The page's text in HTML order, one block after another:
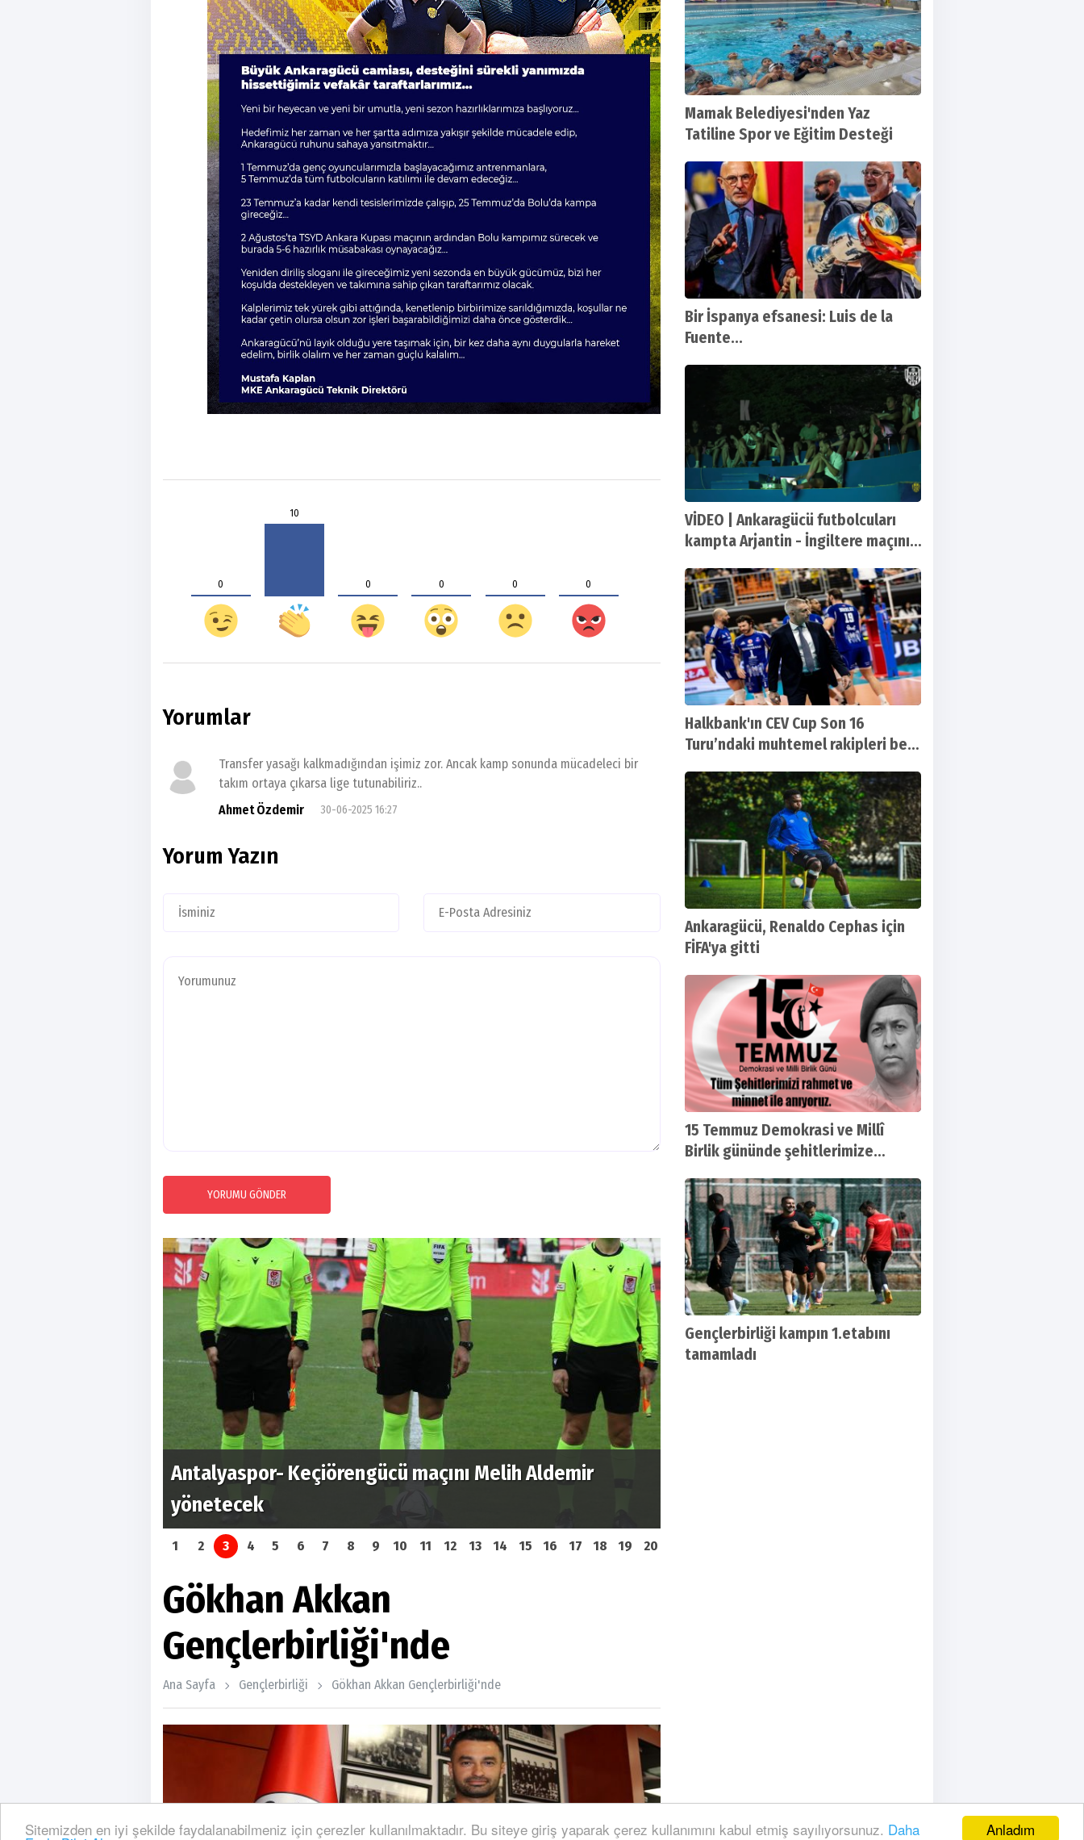
Anladım
Sitemizden en iyi şekilde faydalanabilmeniz için çerezler kullanılmaktadır. Bu siteye giriş yaparak çerez kullanımını kabul etmiş sayılıyorsunuz. Daha
0
10
0 0 0 0
Yorumlar
Transfer yasağı kalkmadığından işimiz zor. Ancak kamp sonunda mücadeleci bir
takım ortaya çıkarsa lige tutunabiliriz..
Ahmet Özdemir
30-06-2025 16:27
Yorum Yazın
YORUMU GÖNDER
Antalyaspor- Keçiörengücü maçını Melih Aldemir
yönetecek
1 2 3 4 5 6 7 8 9 10 11 12 13 14 15 16 17 18 19 20
Gökhan Akkan
Gençlerbirliği'nde
Ana Sayfa Gençlerbirliği Gökhan Akkan Gençlerbirliği'nde
Mamak Belediyesi'nden Yaz
Tatiline Spor ve Eğitim Desteği
Bir İspanya efsanesi: Luis de la
Fuente...
VİDEO | Ankaragücü futbolcuları
kampta Arjantin - İngiltere maçını
Halkbank'ın CEV Cup Son 16
Turu’ndaki muhtemel rakipleri belli
Ankaragücü, Renaldo Cephas için
FİFA'ya gitti
15 Temmuz Demokrasi ve Millî
Birlik gününde şehitlerimize
sunuyoruz
Gençlerbirliği kampın 1.etabını
tamamladı